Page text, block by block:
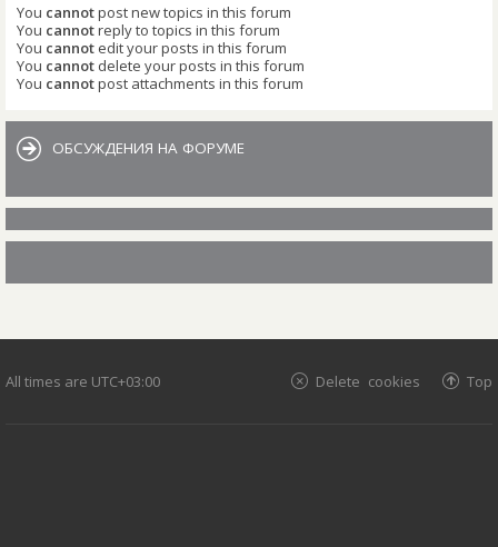
You cannotpost new topics in this forum
You cannotreply to topics in this forum
You cannot edit your posts in this forum
You cannot delete your posts in this forum
You cannotpost attachments in this forum
ОБСУЖДЕНИЯ НА ФОРУМЕ
All times are UTC+03:00 Top
Delete cookies